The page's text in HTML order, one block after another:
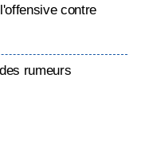
contre
rumeurs